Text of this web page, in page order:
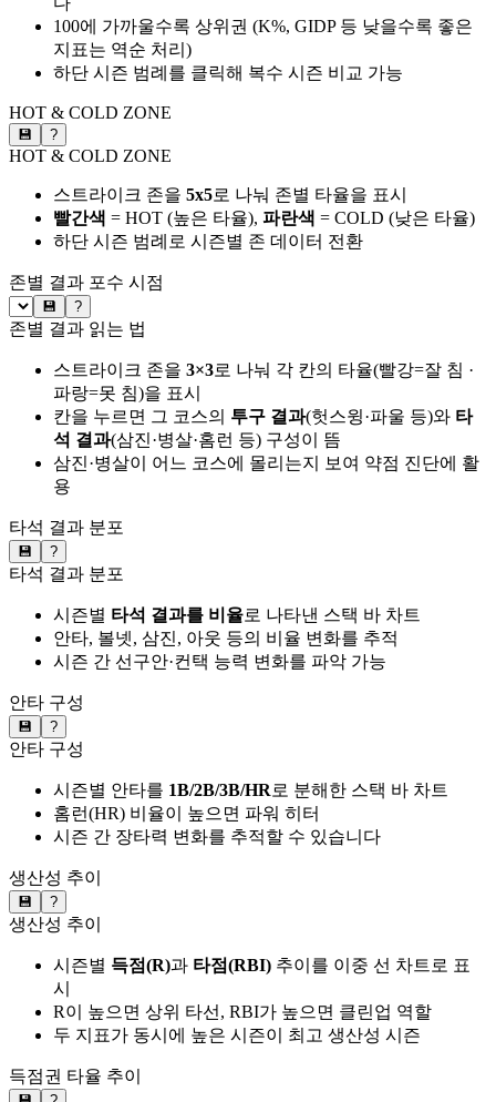
100에 가까울수록 상위권 (K%, GIDP 등 낮을수록 좋은
지표는 역순 처리)
하단 시즌 범례를 클릭해 복수 시즌 비교 가능
HOT & COLD ZONE
💾 ?
HOT & COLD ZONE
스트라이크 존을 5x5로 나눠 존별 타율을 표시
빨간색 = HOT (높은 타율), 파란색 = COLD (낮은 타율)
하단 시즌 범례로 시즌별 존 데이터 전환
존별 결과 포수 시점
💾 ?
존별 결과 읽는 법
스트라이크 존을 3×3로 나눠 각 칸의 타율(빨강=잘 침 ·
파랑=못 침)을 표시
칸을 누르면 그 코스의 투구 결과(헛스윙·파울 등)와 타
석 결과(삼진·병살·홈런 등) 구성이 뜸
삼진·병살이 어느 코스에 몰리는지 보여 약점 진단에 활
용
타석 결과 분포
💾 ?
타석 결과 분포
시즌별 타석 결과를 비율로 나타낸 스택 바 차트
안타, 볼넷, 삼진, 아웃 등의 비율 변화를 추적
시즌 간 선구안·컨택 능력 변화를 파악 가능
안타 구성
💾 ?
안타 구성
시즌별 안타를 1B/2B/3B/HR로 분해한 스택 바 차트
홈런(HR) 비율이 높으면 파워 히터
시즌 간 장타력 변화를 추적할 수 있습니다
생산성 추이
💾 ?
생산성 추이
시즌별 득점(R)과 타점(RBI) 추이를 이중 선 차트로 표
시
R이 높으면 상위 타선, RBI가 높으면 클린업 역할
두 지표가 동시에 높은 시즌이 최고 생산성 시즌
득점권 타율 추이